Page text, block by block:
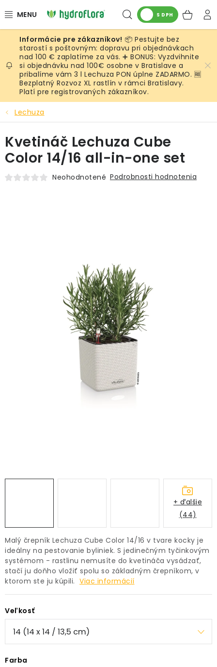
na
Hľadať
S DPH
RASTLINY
UMELÉ RASTLINY
KVETINÁČE
SUBSTRÁTY A PRÍSLUŠENSTVO
SERVIS INTERIÉROVEJ ZELENE
INTERIÉROVÉ DEKORÁCIE
NA OBJEDNÁVKU
Obchodné podmienky
Podmienky ochrany osobných údajov
O nás
Spôsoby platby
Informácie o doprave
Kontakt / Právne údaje
📦 Pestujte bez
starostí s poštovným: dopravu pri objednávkach
nad 100 € zaplatíme za vás. ➕ BONUS: Vyzdvihnite
si objednávku nad 100€ osobne v Bratislave a
pribalíme vám 3 l Lechuza PON úplne ZADARMO. 🆓
Bezplatný Rozvoz XL rastlín v rámci Bratislavy.
Platí pre registrovaných zákazníkov.
Lechuza
Malý črepník Lechuza Cube Color 14/16 v tvare kocky je
ideálny na pestovanie byliniek. S jedinečným tyčinkovým
systémom - rastlinu nemusíte do kvetináča vysádzať,
stačí ju doňho vložiť spolu so základným črepníkom, v
ktorom ste ju kúpili. Viac informácií
Veľkosť
Farba
Kvetináč Lechuza Cube
Color 14/16 all-in-one set
Neohodnotené Podrobnosti hodnotenia
+ ďalšie
(44)